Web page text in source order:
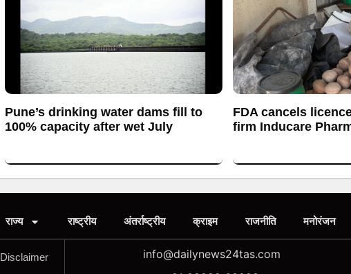
Pune’s drinking water dams fill to
100% capacity after wet July
FDA cancels
firm Inducare
राज्य राष्ट्रीय अंतर्राष्ट्रीय क्राइम राजनीति मनोरंजन
Disclaimer
info@dailynews24tas.com